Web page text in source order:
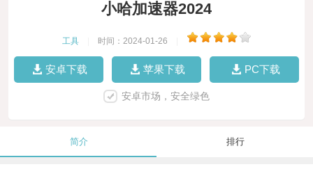
小哈加速器2024
工具 时间：2024-01-26
安卓下载 苹果下载 PC下载
安卓市场，安全绿色
简介 排行